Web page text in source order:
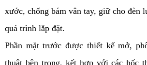
xước, chống bám vân tay, giữ cho đèn
quá trình lắp đặt.
Phần mặt trước được thiết kế mở,
thuật bên trong, kết hợp với các hốc